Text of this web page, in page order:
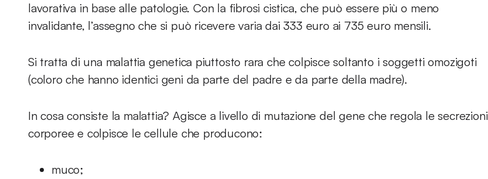
lavorativa in base alle patologie. Con la fibrosi cistica, che può essere più o meno
invalidante, l’assegno che si può ricevere varia dai 333 euro ai 735 euro mensili.
Si tratta di una malattia genetica piuttosto rara che colpisce soltanto i soggetti omozigoti
(coloro che hanno identici geni da parte del padre e da parte della madre).
In cosa consiste la malattia? Agisce a livello di mutazione del gene che regola le secrezioni
corporee e colpisce le cellule che producono:
muco;